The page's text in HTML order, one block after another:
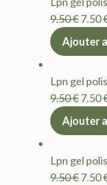
9.50
9.50€Le
prix
9.50
7.50
Ajouter
Lpn gel
9.50€Le
prix
9.50
7.50
Ajouter
Lpn gel
9.50€Le
7.50